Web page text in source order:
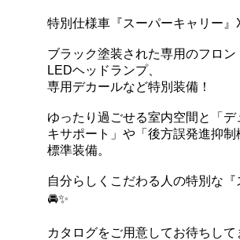
特別仕様車『スーパーキャリー』
ブラック塗装された専用のフロ
LEDヘッドランプ、
専用デカールなど特別装備！
ゆったり過ごせる室内空間と「
キサポート」や「後方誤発進抑
標準装備。
自分らしくこだわる人の特別な『
🚘✨
カタログをご用意してお待ちして